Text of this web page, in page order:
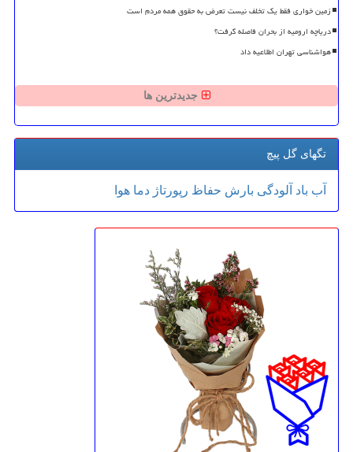
زمین خواری فقط یک تخلف نیست تعرض به حقوق همه مردم است
دریاچه ارومیه از بحران فاصله گرفت؟
هواشناسی تهران اطلاعیه داد
جدیدترین ها
تگهای گل پیچ
آب باد آلودگی بارش حفاظ رپورتاژ دما هوا